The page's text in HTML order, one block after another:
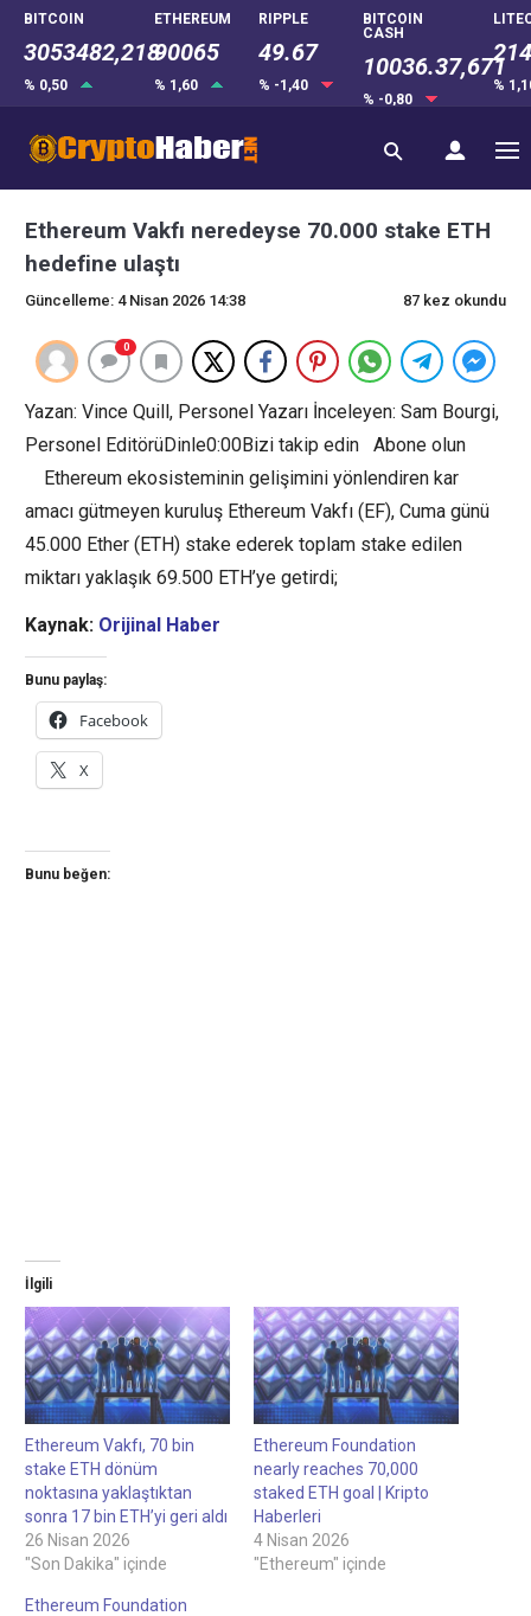
BITCOIN
3053482,218
% 0,50
ETHEREUM
90065
% 1,60
RIPPLE
49.67
% -1,40
BITCOIN
CASH
10036.37,671
% -0,80
%
Ethereum Vakfı neredeyse 70.000 stake ETH
hedefine ulaştı
Güncelleme: 4 Nisan 2026 14:38 87 kez okundu
0
Yazan: Vince Quill, Personel Yazarı İnceleyen: Sam Bourgi,
Personel EditörüDinle0:00Bizi takip edin Abone olun
Ethereum ekosisteminin gelişimini yönlendiren kar
amacı gütmeyen kuruluş Ethereum Vakfı (EF), Cuma günü
45.000 Ether (ETH) stake ederek toplam stake edilen
miktarı yaklaşık 69.500 ETH’ye getirdi;
Kaynak: Orijinal Haber
Bunu paylaş:
Facebook
X
Bunu beğen:
İlgili
Ethereum Vakfı, 70 bin
stake ETH dönüm
noktasına yaklaştıktan
sonra 17 bin ETH’yi geri aldı
26 Nisan 2026
"Son Dakika" içinde
Ethereum Foundation
nearly reaches 70,000
staked ETH goal | Kripto
Haberleri
4 Nisan 2026
"Ethereum" içinde
Ethereum Foundation